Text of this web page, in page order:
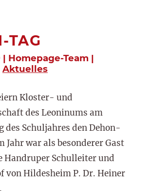
TAG
| Homepage-Team |
Aktuelles
Kloster- und
des Leoninums am
des Schuljahres den Dehon-
Jahr war als besonderer Gast
Handruper Schulleiter und
von Hildesheim P. Dr. Heiner